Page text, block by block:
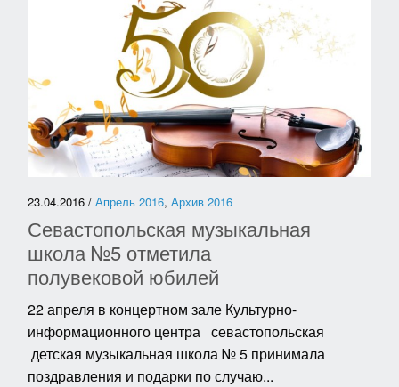
23.04.2016 / Апрель 2016, Архив 2016
Севастопольская музыкальная
школа №5 отметила
полувековой юбилей
22 апреля в концертном зале Культурно-
информационного центра севастопольская
детская музыкальная школа № 5 принимала
поздравления и подарки по случаю...